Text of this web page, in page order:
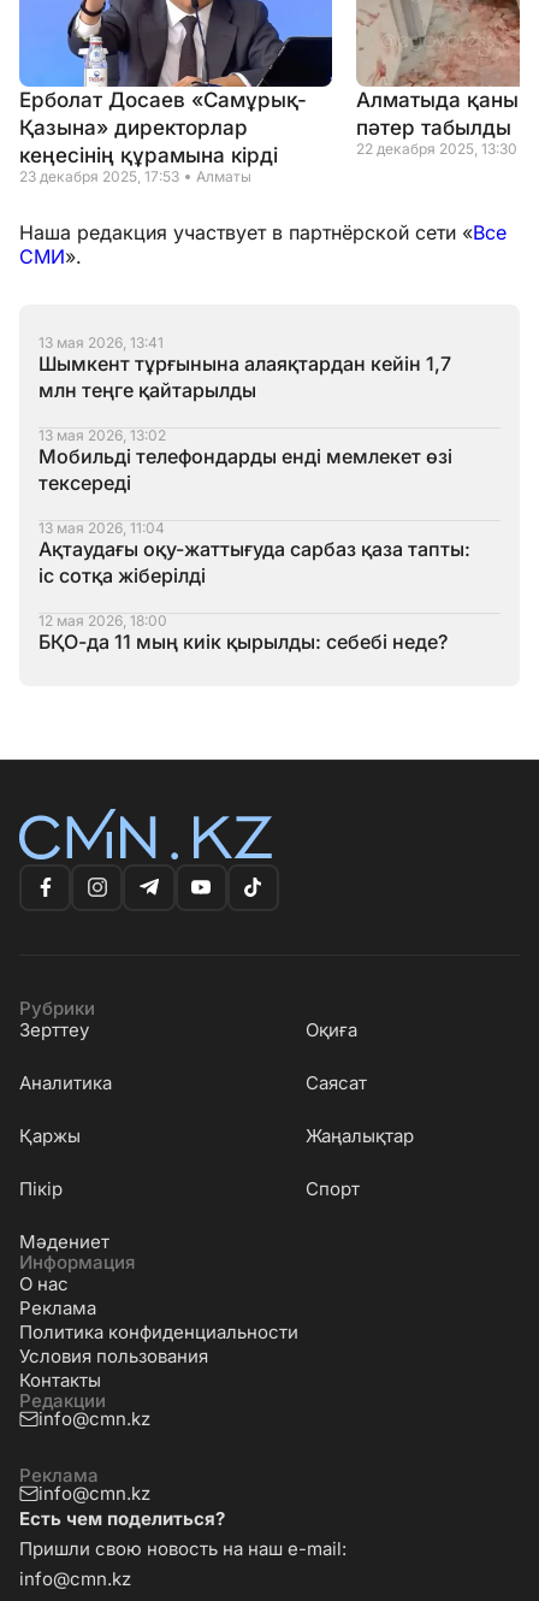
Ерболат Досаев «Самұрық-
Қазына» директорлар
кеңесінің құрамына кірді
23 декабря 2025, 17:53 Алматы
Алматыда қаны
пәтер табылды
22 декабря 2025, 13:30
Наша редакция участвует в партнёрской сети «Все
СМИ».
13 мая 2026, 13:41
Шымкент тұрғынына алаяқтардан кейін 1,7
млн теңге қайтарылды
13 мая 2026, 13:02
Мобильді телефондарды енді мемлекет өзі
тексереді
13 мая 2026, 11:04
Ақтаудағы оқу-жаттығуда сарбаз қаза тапты:
іс сотқа жіберілді
12 мая 2026, 18:00
БҚО-да 11 мың киік қырылды: себебі неде?
Рубрики
Зерттеу
Оқиға
Аналитика Саясат
Қаржы Жаңалықтар
Пікір Спорт
Мәдениет
Информация
О нас
Реклама
Политика конфиденциальности
Условия пользования
Контакты
Редакции
info@cmn.kz
Реклама
info@cmn.kz
Есть чем поделиться?
Пришли свою новость на наш e-mail:
info@cmn.kz